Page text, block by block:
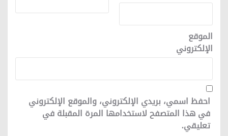
الموقع
الإلكتروني
احفظ اسمي، بريدي الإلكتروني، والموقع الإلكتروني
في هذا المتصفح لاستخدامها المرة المقبلة في
تعليقي.